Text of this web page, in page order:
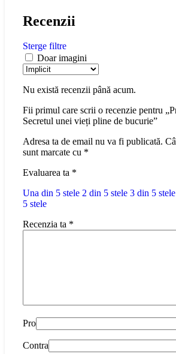
Recenzii
Sterge filtre
Doar imagini
Nu există recenzii până acum.
Fii primul care scrii o recenzie pentru
Secretul unei vieți pline de bucurie”
Adresa ta de email nu va fi publicată.
sunt marcate cu *
Evaluarea ta *
Una din 5 stele 2 din 5 stele 3 din 5 stele
5 stele
Recenzia ta *
Pro
Contra